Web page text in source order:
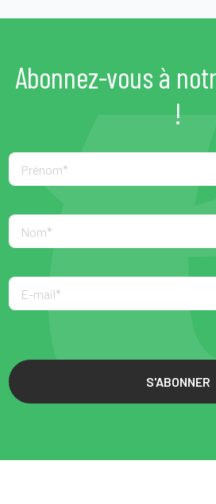
Abonnez-vous à
!
S'ABONNER